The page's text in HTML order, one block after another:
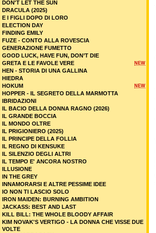
DON'T LET THE SUN
DRACULA (2025)
E I FIGLI DOPO DI LORO
ELECTION DAY
FINDING EMILY
FUZE - CONTO ALLA ROVESCIA
GENERAZIONE FUMETTO
GOOD LUCK, HAVE FUN, DON’T DIE
NEW
GRETA E LE FAVOLE VERE
HEN - STORIA DI UNA GALLINA
HIEDRA
NEW
HOKUM
HOPPER - IL SEGRETO DELLA MARMOTTA
IBRIDAZIONI
IL BACIO DELLA DONNA RAGNO (2026)
IL GRANDE BOCCIA
IL MONDO OLTRE
IL PRIGIONIERO (2025)
IL PRINCIPE DELLA FOLLIA
IL REGNO DI KENSUKE
IL SILENZIO DEGLI ALTRI
IL TEMPO E' ANCORA NOSTRO
ILLUSIONE
IN THE GREY
INNAMORARSI E ALTRE PESSIME IDEE
IO NON TI LASCIO SOLO
IRON MAIDEN: BURNING AMBITION
JACKASS: BEST AND LAST
KILL BILL: THE WHOLE BLOODY AFFAIR
KIM NOVAK'S VERTIGO - LA DONNA CHE VISSE DUE
VOLTE